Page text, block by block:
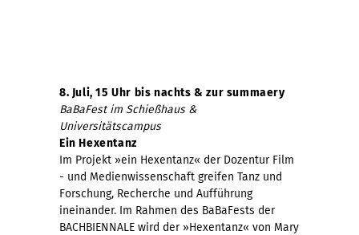
8. Juli, 15 Uhr bis nachts & zur summaery
BaBaFest im Schießhaus &
Universitätscampus
Ein Hexentanz
Im Projekt »ein Hexentanz« der Dozentur Film
- und Medienwissenschaft greifen Tanz und
Forschung, Recherche und Aufführung
ineinander. Im Rahmen des BaBaFests der
BACHBIENNALE wird der »Hexentanz« von Mary